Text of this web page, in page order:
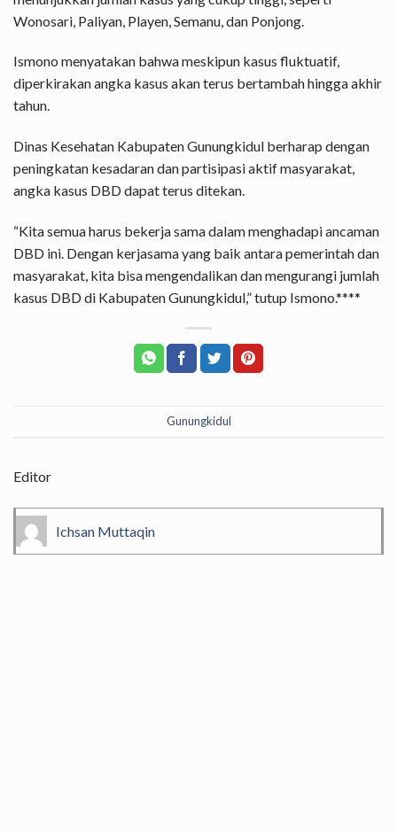
Wonosari, Paliyan, Playen, Semanu, dan Ponjong.
Ismono menyatakan bahwa meskipun kasus fluktuatif,
diperkirakan angka kasus akan terus bertambah hingga akhir
tahun.
Dinas Kesehatan Kabupaten Gunungkidul berharap dengan
peningkatan kesadaran dan partisipasi aktif masyarakat,
angka kasus DBD dapat terus ditekan.
“Kita semua harus bekerja sama dalam menghadapi ancaman
DBD ini. Dengan kerjasama yang baik antara pemerintah dan
masyarakat, kita bisa mengendalikan dan mengurangi jumlah
kasus DBD di Kabupaten Gunungkidul,” tutup Ismono.****
Gunungkidul
Editor
Ichsan Muttaqin